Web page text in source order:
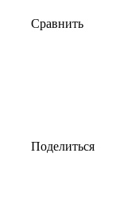
Сравнить
Поделиться